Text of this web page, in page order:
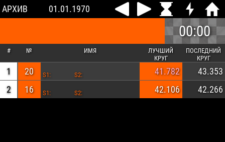
АРХИВ 01.01.1970
00:00
# № ИМЯ
ЛУЧШИЙ
КРУГ
ПОСЛЕДНИЙ
КРУГ
1 20 S1: S2: 41.782
43.353
2
16 S1: S2: 42.106 42.266